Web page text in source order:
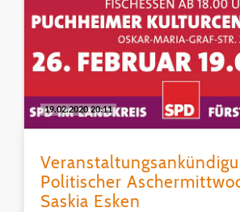
19.02.2020 20:11
Politischer
Saskia Esken